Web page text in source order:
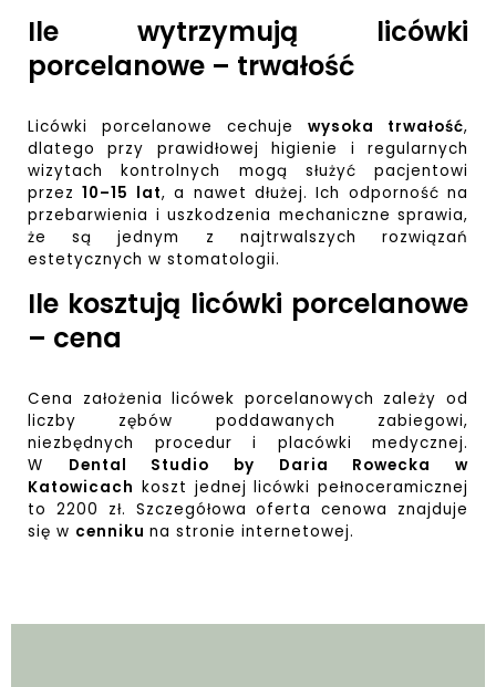
Ile wytrzymują licówki
porcelanowe – trwałość
Licówki porcelanowe cechuje wysoka trwałość,
dlatego przy prawidłowej higienie i regularnych
wizytach kontrolnych mogą służyć pacjentowi
przez10–15 lat, a nawet dłużej. Ich odporność na
przebarwienia i uszkodzenia mechaniczne sprawia,
że są jednym z najtrwalszych rozwiązań
estetycznych w stomatologii.
Ile kosztują licówki porcelanowe
– cena
Cena założenia licówek porcelanowych zależy od
liczby zębów poddawanych zabiegowi,
niezbędnych procedur i placówki medycznej.
W Dental Studio by Daria Rowecka w
Katowicach koszt jednej licówki pełnoceramicznej
to 2200 zł. Szczegółowa oferta cenowa znajduje
się w cenniku na stronie internetowej.